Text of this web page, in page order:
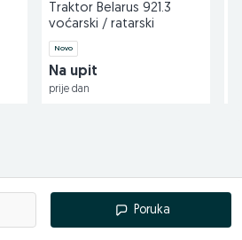
Traktor Belarus 921.3
voćarski / ratarski
Novo
Na upit
prije dan
Poruka